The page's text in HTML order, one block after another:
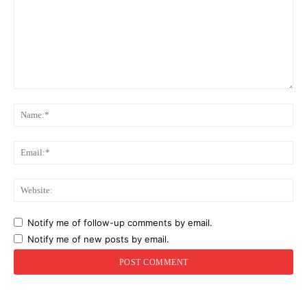
Notify me of follow-up comments by email.
Notify me of new posts by email.